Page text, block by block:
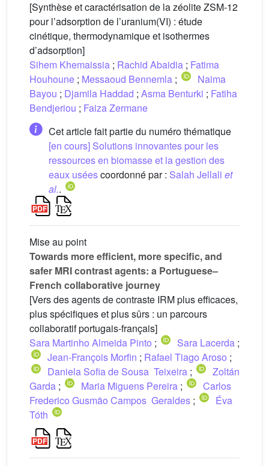
[Synthèse et caractérisation de la zéolite ZSM-12
pour l’adsorption de l’uranium(VI) : étude
cinétique, thermodynamique et isothermes
d’adsorption]
Sihem Khemaissia ; Rachid Abaidia ; Fatima
Houhoune ; Messaoud Bennemla ;
Naima
Bayou ; Djamila Haddad ; Asma Benturki ; Fatiha
Bendjeriou ; Faiza Zermane
Cet article fait partie du numéro thématique
[en cours] Solutions innovantes pour les
ressources en biomasse et la gestion des
eaux uséescoordonné par : Salah Jellali et
al..
Mise au point
Towards more efficient, more specific, and
safer MRI contrast agents: a Portuguese–
French collaborative journey
[Vers des agents de contraste IRM plus efficaces,
plus spécifiques et plus sûrs : un parcours
collaboratif portugais-français]
Sara Martinho Almeida Pinto ; Sara Lacerda ;
Jean-François Morfin ; Rafael Tiago Aroso ;
Daniela Sofia de Sousa Teixeira ;
Zoltán
Garda ; Maria Miguens Pereira ;
Carlos
Frederico Gusmão Campos Geraldes ;
Éva
Tóth